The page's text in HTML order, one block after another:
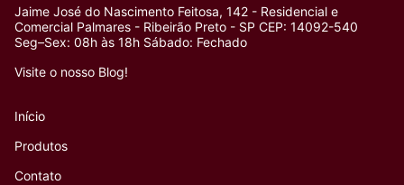
Jaime José do Nascimento Feitosa, 142 - Residencial e
Comercial Palmares - Ribeirão Preto - SP CEP: 14092-540
Seg–Sex: 08h às 18h Sábado: Fechado
Visite o nosso Blog!
Início
Produtos
Contato